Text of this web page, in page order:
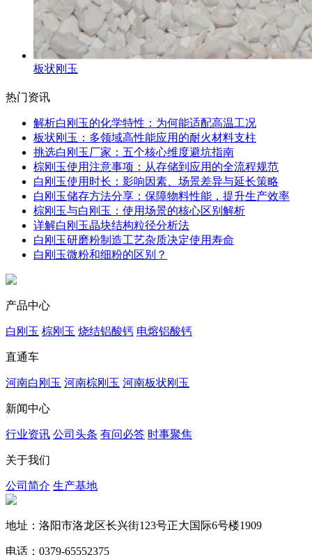
板状刚玉
热门资讯
解析白刚玉的化学特性：为何能适配高温工况
板状刚玉：多领域高性能应用的耐火材料支柱
挑选白刚玉厂家：五个核心维度避坑指南
棕刚玉使用注意事项：从存储到应用的全流程规范
白刚玉使用时长：影响因素、场景差异与延长策略
白刚玉储存方法分享：保障物料性能，提升生产效率
棕刚玉与白刚玉：使用场景的核心区别解析
详解白刚玉晶块结构粒径分析法
白刚玉研磨粉制造工艺杂质决定使用寿命
白刚玉微粉和细粉的区别？
产品中心
白刚玉 棕刚玉 烧结铝酸钙 电熔铝酸钙
直通车
河南白刚玉 河南棕刚玉 河南板状刚玉
新闻中心
行业资讯 公司头条 有问必答 时事聚焦
关于我们
公司简介 生产基地
地址：洛阳市洛龙区长兴街123号正大国际6号楼1909
电话：0379-65552375